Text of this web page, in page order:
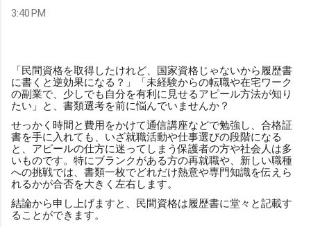
3:40 PM
「民間資格を取得したけれど、国家資格じゃないから履歴書
に書くと逆効果になる？」「未経験からの転職や在宅ワーク
の副業で、少しでも自分を有利に見せるアピール方法が知り
たい」と、書類選考を前に悩んでいませんか？
せっかく時間と費用をかけて通信講座などで勉強し、合格証
書を手に入れても、いざ就職活動や仕事選びの段階になる
と、アピールの仕方に迷ってしまう保護者の方や社会人は多
いものです。特にブランクがある方の再就職や、新しい職種
への挑戦では、書類一枚でどれだけ熱意や専門知識を伝えら
れるかが合否を大きく左右します。
結論から申し上げますと、民間資格は履歴書に堂々と記載す
ることができます。